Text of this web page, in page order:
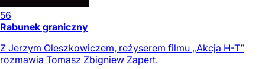
56
Rabunek graniczny
Z Jerzym Oleszkowiczem, reżyserem filmu „Akcja H-T”
rozmawia Tomasz Zbigniew Zapert.